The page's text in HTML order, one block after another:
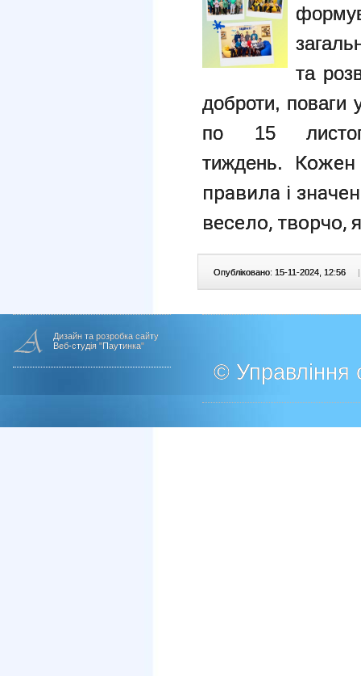
та
доброти, поваги
по 15
тиждень.
правила і
весело, творчо,
Опубліковано: 15-11-2024, 12:56 |
Дизайн та розробка сайту
Веб-студія "Паутинка"
© Управління